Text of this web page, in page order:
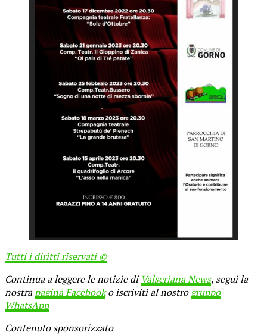
Tutti i diritti riservati ©
Continua a leggere le notizie di Valseriana News, segui la
nostrapagina Facebooko iscriviti al nostrogruppo
WhatsApp
Contenuto sponsorizzato